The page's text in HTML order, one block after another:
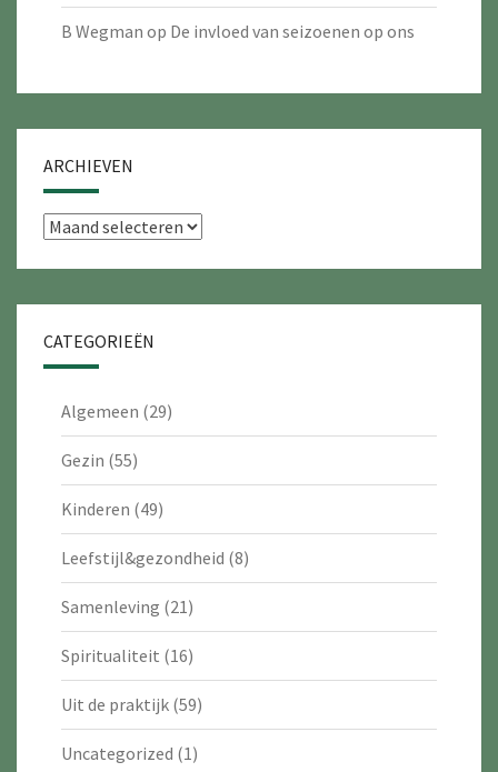
B Wegman op De invloed van seizoenen op ons
ARCHIEVEN
Archieven
CATEGORIEËN
Algemeen (29)
Gezin (55)
Kinderen (49)
Leefstijl&gezondheid (8)
Samenleving (21)
Spiritualiteit (16)
Uit de praktijk (59)
Uncategorized (1)